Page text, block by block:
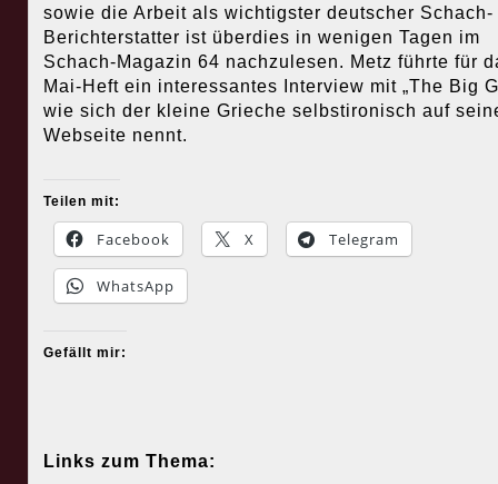
sowie die Arbeit als wichtigster deutscher Schach-
Berichterstatter ist überdies in wenigen Tagen im
Schach-Magazin 64 nachzulesen. Metz führte für
Mai-Heft ein interessantes Interview mit „The Big
wie sich der kleine Grieche selbstironisch auf
Webseite nennt.
Teilen mit:
Facebook X Telegram
WhatsApp
Gefällt mir:
Links zum Thema: